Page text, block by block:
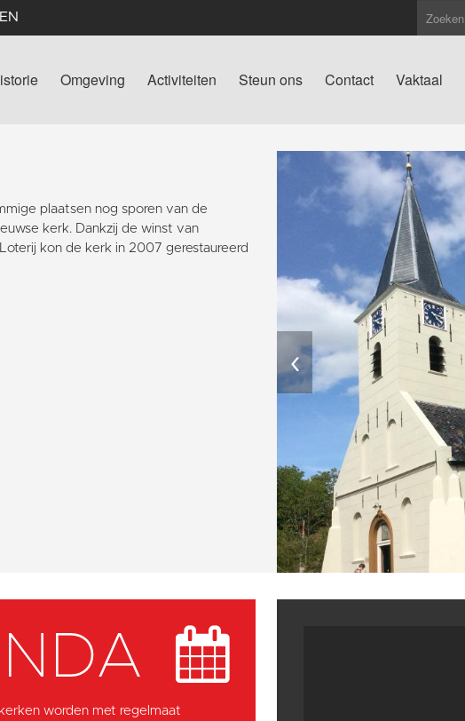
Omgeving Activiteiten Steun ons Contact Vaktaal
plaatsen nog sporen van de
kerk. Dankzij de winst van
kon de kerk in 2007 gerestaureerd
‹
worden met regelmaat